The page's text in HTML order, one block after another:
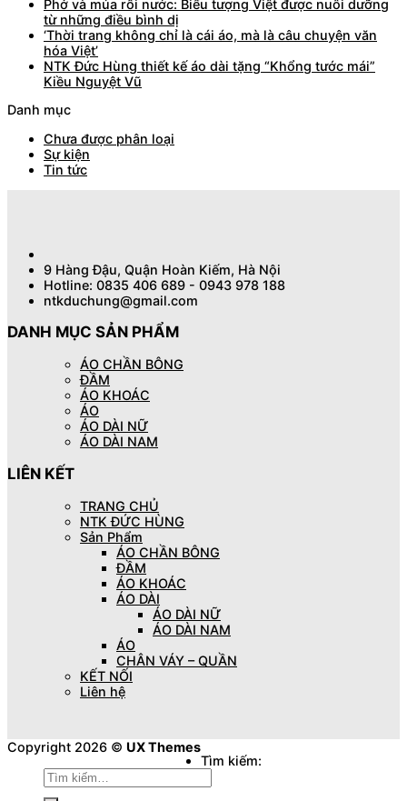
Phở và múa rối nước: Biểu tượng Việt được nuôi dưỡng
từ những điều bình dị
‘Thời trang không chỉ là cái áo, mà là câu chuyện văn
hóa Việt’
NTK Đức Hùng thiết kế áo dài tặng “Khổng tước mái”
Kiều Nguyệt Vũ
Danh mục
Chưa được phân loại
Sự kiện
Tin tức
9 Hàng Đậu, Quận Hoàn Kiếm, Hà Nội
Hotline: 0835 406 689 - 0943 978 188
ntkduchung@gmail.com
DANH MỤC SẢN PHẨM
ÁO CHẦN BÔNG
ĐẦM
ÁO KHOÁC
ÁO
ÁO DÀI NỮ
ÁO DÀI NAM
LIÊN KẾT
TRANG CHỦ
NTK ĐỨC HÙNG
Sản Phẩm
ÁO CHẦN BÔNG
ĐẦM
ÁO KHOÁC
ÁO DÀI
ÁO DÀI NỮ
ÁO DÀI NAM
ÁO
CHÂN VÁY – QUẦN
KẾT NỐI
Liên hệ
Copyright 2026 © UX Themes
Tìm kiếm: